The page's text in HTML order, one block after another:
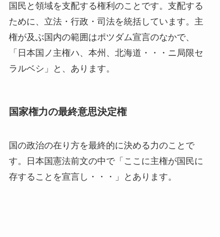
国民と領域を支配する権利のことです。支配する
ために、立法・行政・司法を統括しています。主
権が及ぶ国内の範囲はポツダム宣言のなかで、
「日本国ノ主権ハ、本州、北海道・・・ニ局限セ
ラルベシ」と、あります。
国家権力の最終意思決定権
国の政治の在り方を最終的に決める力のことで
す。日本国憲法前文の中で「ここに主権が国民に
存することを宣言し・・・」とあります。